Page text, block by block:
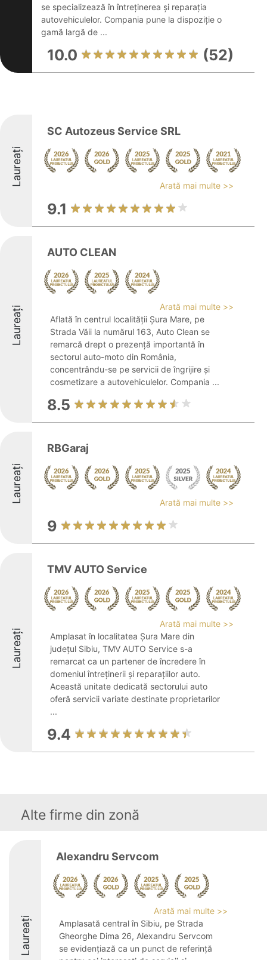
se specializează în întreținerea și reparația
autovehiculelor. Compania pune la dispoziție o
gamă largă de ...
10.0 (52)
Laureați
SC Autozeus Service SRL
Arată mai multe >>
9.1
Laureați
AUTO CLEAN
Arată mai multe >>
Aflată în centrul localității Șura Mare, pe
Strada Văii la numărul 163, Auto Clean se
remarcă drept o prezență importantă în
sectorul auto-moto din România,
concentrându-se pe servicii de îngrijire și
cosmetizare a autovehiculelor. Compania ...
8.5
Laureați
RBGaraj
Arată mai multe >>
9
Laureați
TMV AUTO Service
Arată mai multe >>
Amplasat în localitatea Șura Mare din
județul Sibiu, TMV AUTO Service s-a
remarcat ca un partener de încredere în
domeniul întreținerii și reparațiilor auto.
Această unitate dedicată sectorului auto
oferă servicii variate destinate proprietarilor
...
9.4
Alte firme din zonă
Laureați
Alexandru Servcom
Arată mai multe >>
Amplasată central în Sibiu, pe Strada
Gheorghe Dima 26, Alexandru Servcom
se evidențiază ca un punct de referință